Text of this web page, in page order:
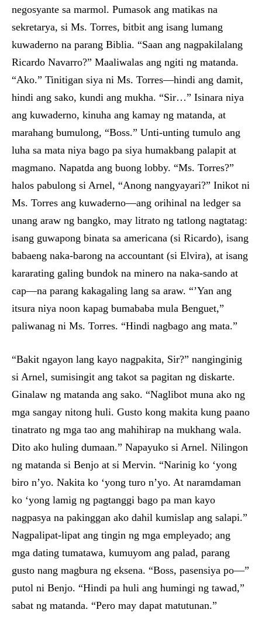
negosyante sa marmol. Pumasok ang matikas na
sekretarya, si Ms. Torres, bitbit ang isang lumang
kuwaderno na parang Biblia. “Saan ang nagpakilalang
Ricardo Navarro?” Maaliwalas ang ngiti ng matanda.
“Ako.” Tinitigan siya ni Ms. Torres—hindi ang damit,
hindi ang sako, kundi ang mukha. “Sir…” Isinara niya
ang kuwaderno, kinuha ang kamay ng matanda, at
marahang bumulong, “Boss.” Unti-unting tumulo ang
luha sa mata niya bago pa siya humakbang palapit at
magmano. Napatda ang buong lobby. “Ms. Torres?”
halos pabulong si Arnel, “Anong nangyayari?” Inikot ni
Ms. Torres ang kuwaderno—ang orihinal na ledger sa
unang araw ng bangko, may litrato ng tatlong nagtatag:
isang guwapong binata sa americana (si Ricardo), isang
babaeng naka-barong na accountant (si Elvira), at isang
kararating galing bundok na minero na naka-sando at
cap—na parang kakagaling lang sa araw. “’Yan ang
itsura niya noon kapag bumababa mula Benguet,”
paliwanag ni Ms. Torres. “Hindi nagbago ang mata.”
“Bakit ngayon lang kayo nagpakita, Sir?” nanginginig
si Arnel, sumisingit ang takot sa pagitan ng diskarte.
Ginalaw ng matanda ang sako. “Naglibot muna ako ng
mga sangay nitong huli. Gusto kong makita kung paano
tinatrato ng mga tao ang mahihirap na mukhang wala.
Dito ako huling dumaan.” Napayuko si Arnel. Nilingon
ng matanda si Benjo at si Mervin. “Narinig ko ‘yong
biro n’yo. Nakita ko ‘yong turo n’yo. At naramdaman
ko ‘yong lamig ng pagtanggi bago pa man kayo
nagpasya na pakinggan ako dahil kumislap ang salapi.”
Nagpalipat-lipat ang tingin ng mga empleyado; ang
mga dating tumatawa, kumuyom ang palad, parang
gusto nang magbura ng eksena. “Boss, pasensiya po—”
putol ni Benjo. “Hindi pa huli ang humingi ng tawad,”
sabat ng matanda. “Pero may dapat matutunan.”